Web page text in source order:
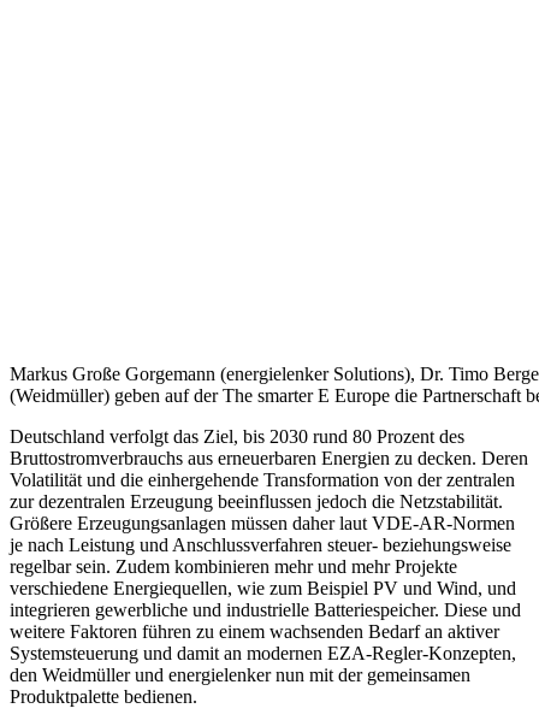
Markus Große Gorgemann (energielenker Solutions), Dr. Timo
(Weidmüller) geben auf der The smarter E Europe die
Deutschland verfolgt das Ziel, bis 2030 rund 80 Prozent des
Bruttostromverbrauchs aus erneuerbaren Energien zu decken. Deren
Volatilität und die einhergehende Transformation von der zentralen
zur dezentralen Erzeugung beeinflussen jedoch die Netzstabilität.
Größere Erzeugungsanlagen müssen daher laut VDE-AR-Normen
je nach Leistung und Anschlussverfahren steuer- beziehungsweise
regelbar sein. Zudem kombinieren mehr und mehr Projekte
verschiedene Energiequellen, wie zum Beispiel PV und Wind, und
integrieren gewerbliche und industrielle Batteriespeicher. Diese und
weitere Faktoren führen zu einem wachsenden Bedarf an aktiver
Systemsteuerung und damit an modernen EZA-Regler-Konzepten,
den Weidmüller und energielenker nun mit der gemeinsamen
Produktpalette bedienen.